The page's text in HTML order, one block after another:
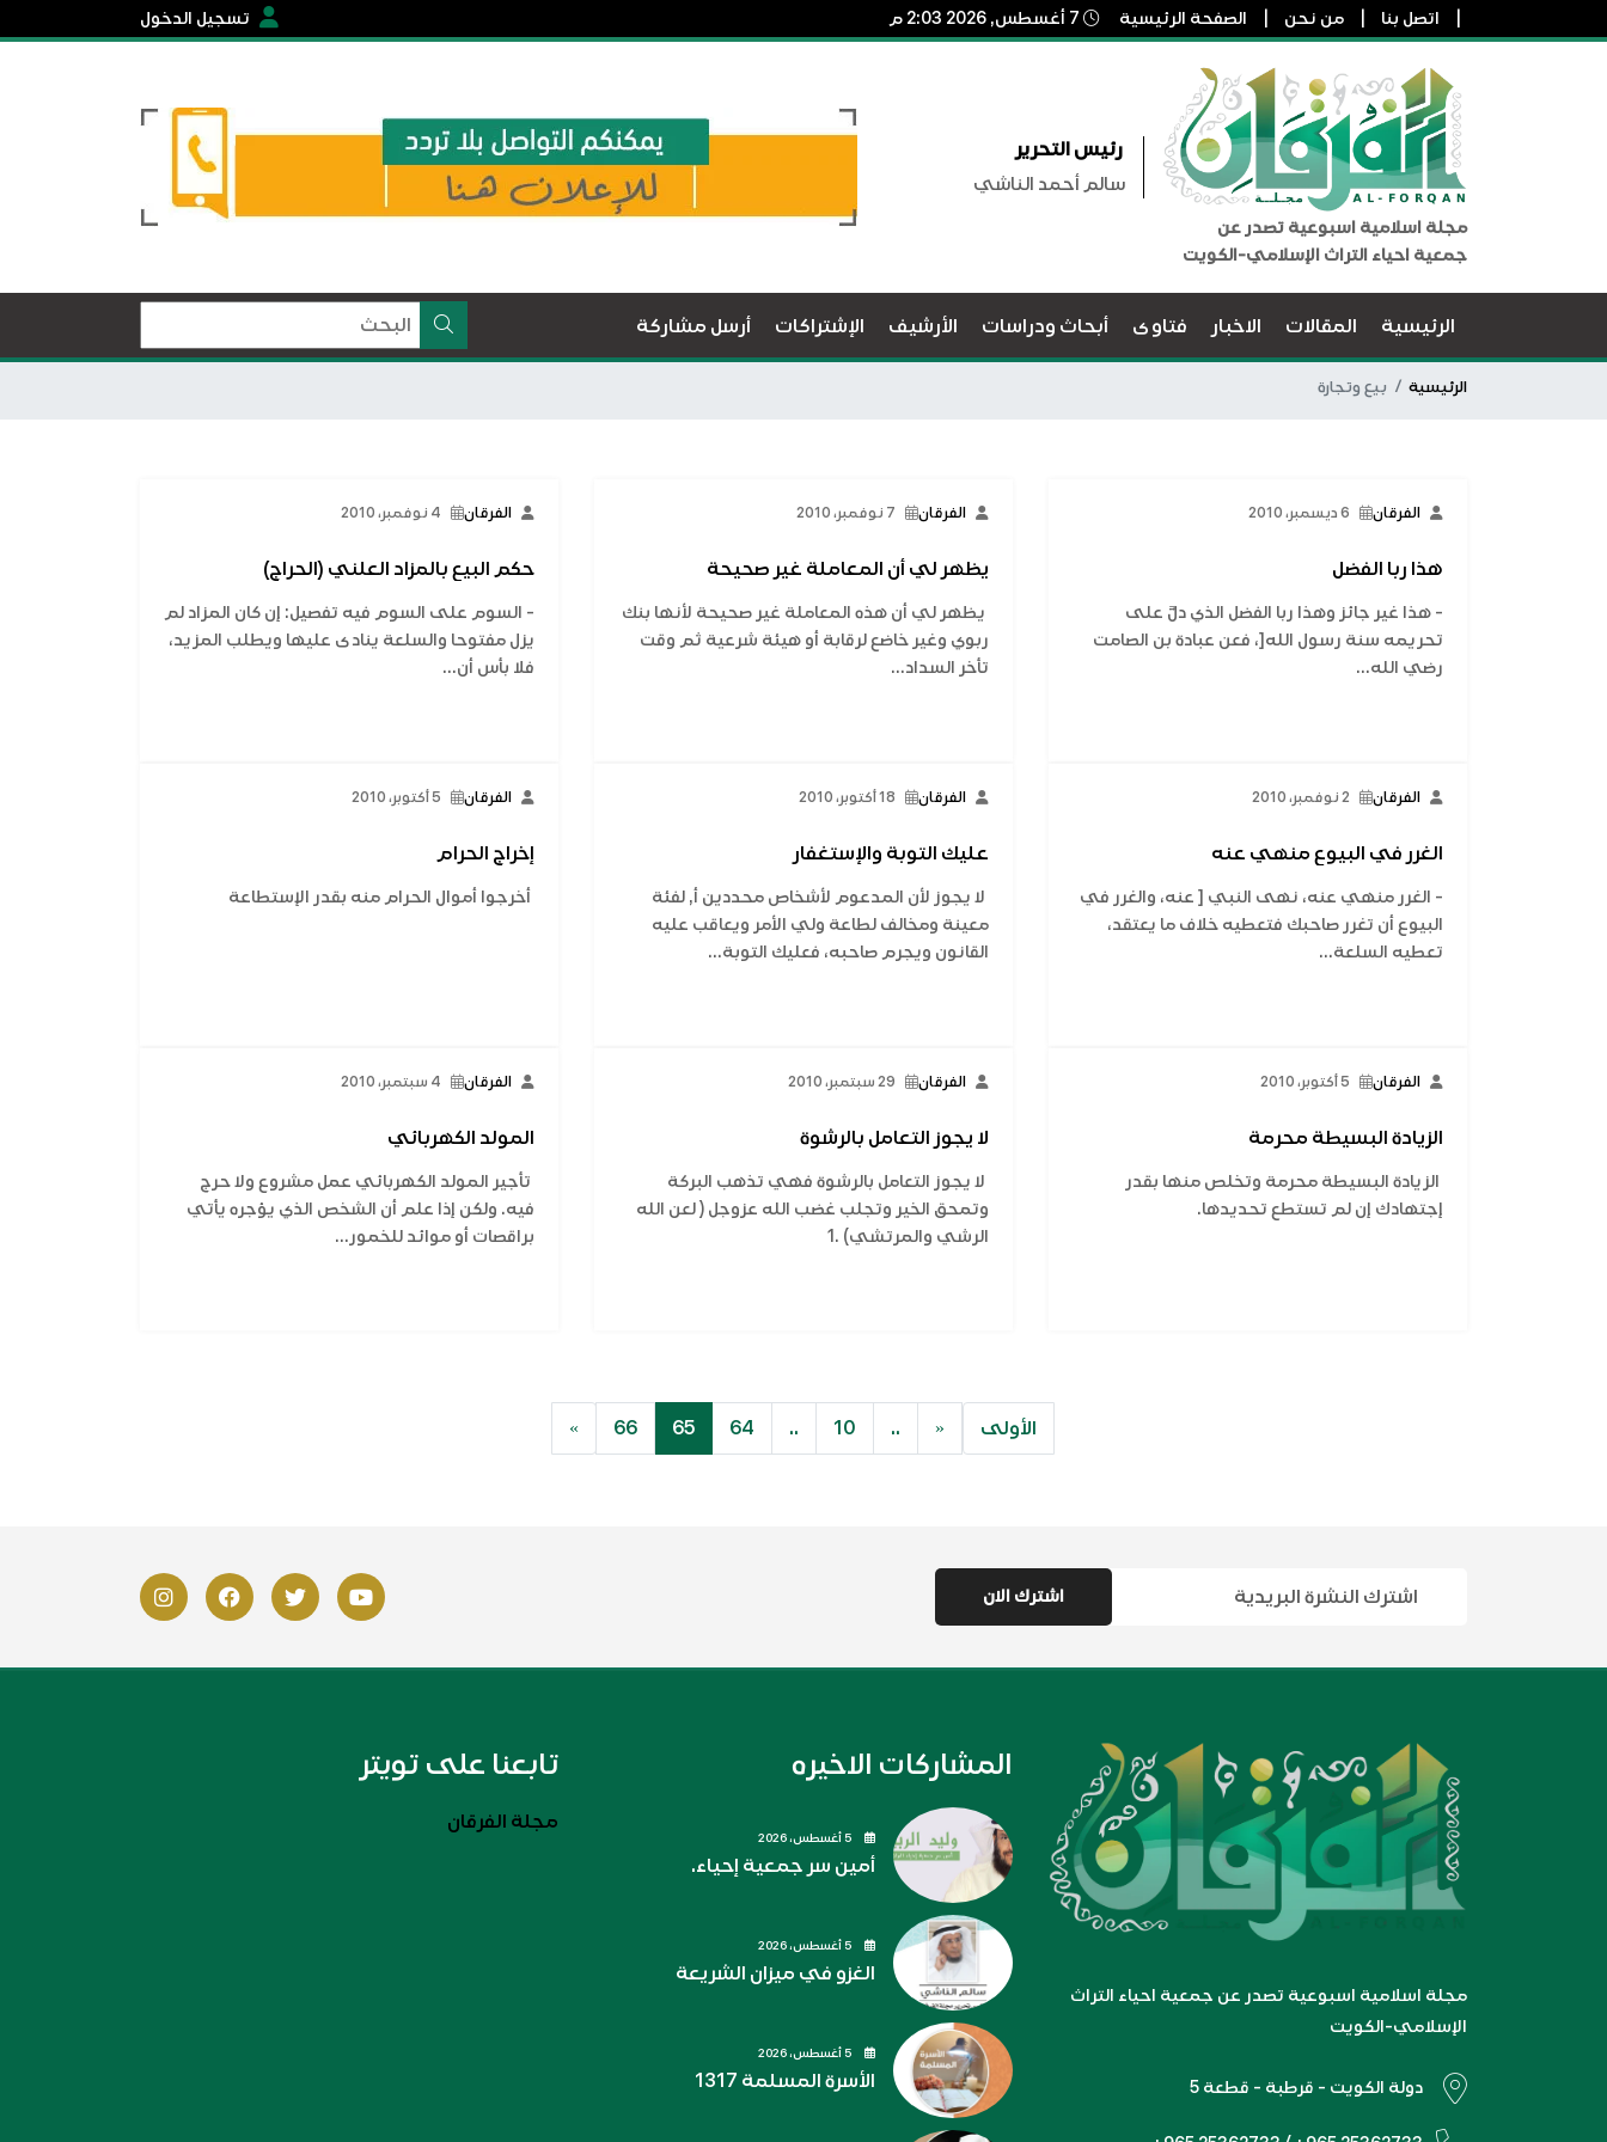
اتصل بنا من نحن الصفحة الرئيسية تسجيل الدخول
مجلة اسلامية اسبوعية تصدر عن
جمعية احياء التراث الإسلامي-الكويت
رئيس التحرير
سالم أحمد الناشي
الرئيسية المقالات الاخبار فتاوى أبحاث ودراسات الأرشيف الإشتراكات أرسل مشاركة
الرئيسية بيع وتجارة
الفرقان 6 ديسمبر، 2010
هذا ربا الفضل
- هذا غير جائز وهذا ربا الفضل الذي دلَّ على
تحريمه سنة رسول الله[، فعن عبادة بن الصامت
رضي الله...
الفرقان 7 نوفمبر، 2010
يظهر لي أن المعاملة غير صحيحة
يظهر لي أن هذه المعاملة غير صحيحة لأنها بنك
ربوي وغير خاضع لرقابة أو هيئة شرعية ثم وقت
تأخر السداد...
الفرقان 4 نوفمبر، 2010
حكم البيع بالمزاد العلني (الحراج)
- السوم على السوم فيه تفصيل: إن كان المزاد لم
يزل مفتوحا والسلعة ينادى عليها ويطلب المزيد،
فلا بأس أن...
الفرقان 2 نوفمبر، 2010
الغرر في البيوع منهي عنه
- الغرر منهي عنه، نهى النبي [ عنه، والغرر في
البيوع أن تغرر صاحبك فتعطيه خلاف ما يعتقد،
تعطيه السلعة...
الفرقان 18 أكتوبر، 2010
عليك التوبة والإستغفار
لا يجوز لأن المدعوم لأشخاص محددين أ, لفئة
معينة ومخالف لطاعة ولي الأمر ويعاقب عليه
القانون ويجرم صاحبه، فعليك التوبة...
الفرقان 5 أكتوبر، 2010
إخراج الحرام
أخرجوا أموال الحرام منه بقدر الإستطاعة
الفرقان 5 أكتوبر، 2010
الزيادة البسيطة محرمة
الزيادة البسيطة محرمة وتخلص منها بقدر
إجتهادك إن لم تستطع تحديدها.
الفرقان 29 سبتمبر، 2010
لا يجوز التعامل بالرشوة
لا يجوز التعامل بالرشوة فهي تذهب البركة
وتمحق الخير وتجلب غضب الله عزوجل ( لعن الله
الرشي والمرتشي) .1
الفرقان 4 سبتمبر، 2010
المولد الكهربائي
تأجير المولد الكهربائي عمل مشروع ولا حرج
فيه. ولكن إذا علم أن الشخص الذي يؤجره يأتي
براقصات أو موائد للخمور...
الأولى «
..
10
..
64
65
66
»
مجلة اسلامية اسبوعية تصدر عن جمعية احياء التراث
الإسلامي-الكويت
دولة الكويت - قرطبة - قطعة 5
المشاركات الاخيره
أمين سر جمعية إحياء.
الغزو في ميزان الشريعة
الأسرة المسلمة 1317
تابعنا على تويتر
مجلة الفرقان